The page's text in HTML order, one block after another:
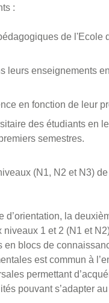
:
de
leurs enseignements
en fonction de leur
des étudiants en
semestres.
(N1, N2 et N3)
d’orientation, la
1 et 2 (N1 et
en blocs de
est commun à
permettant
pouvant s’adapter